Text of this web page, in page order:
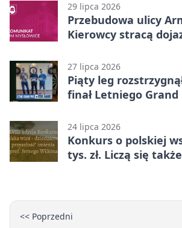
29 lipca 2026
Przebudowa ulicy
Kierowcy stracą
27 lipca 2026
Piąty leg
finał Letniego
24 lipca 2026
Konkurs o polskiej
tys. zł. Liczą się
<< Poprzedni